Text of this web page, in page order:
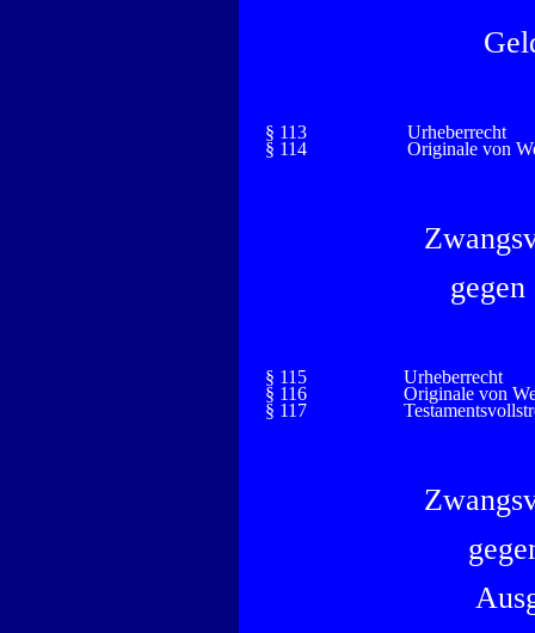
§ 113
Urheberrecht
§ 114
Originale von
§ 115
Urheberrecht
§ 116
Originale von
§ 117